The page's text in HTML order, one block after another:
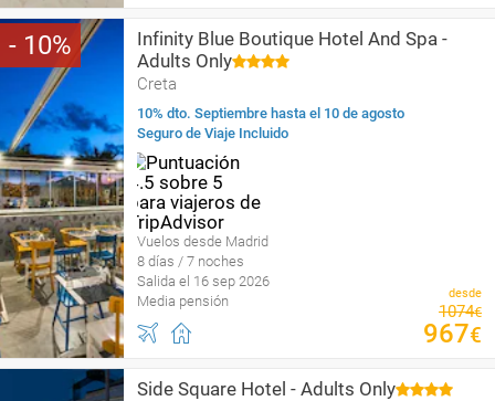
10
Infinity Blue Boutique Hotel And Spa -
Adults Only
Creta
10% dto. Septiembre hasta el 10 de agosto
Seguro de Viaje Incluido
Vuelos desde Madrid
8 días / 7 noches
Salida el 16 sep 2026
Media pensión
desde
1074€
967€
Side Square Hotel - Adults Only